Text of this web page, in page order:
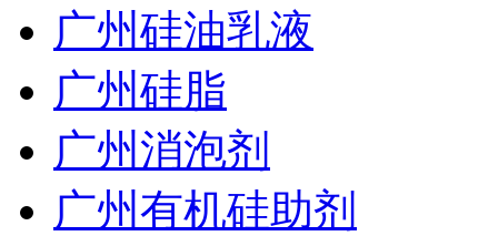
广州硅油乳液
广州硅脂
广州消泡剂
广州有机硅助剂